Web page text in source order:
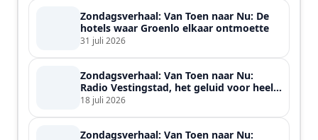
Zondagsverhaal: Van Toen naar Nu: De
hotels waar Groenlo elkaar ontmoette
31 juli 2026
Zondagsverhaal: Van Toen naar Nu:
Radio Vestingstad, het geluid voor heel
de streek
18 juli 2026
Zondagsverhaal: Van Toen naar Nu: